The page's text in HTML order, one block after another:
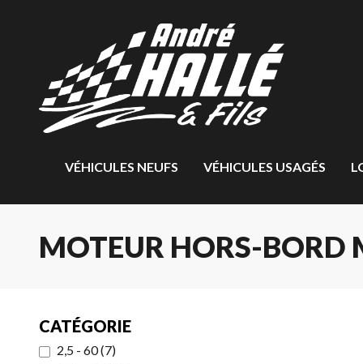
VÉHICULES NEUFS VÉHICULES USAGÉS
MOTEUR HORS-BORD
CATÉGORIE
2,5 - 60(7)